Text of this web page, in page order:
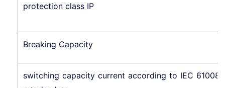
protection class IP
Breaking Capacity
switching capacity current according to IEC 61008-